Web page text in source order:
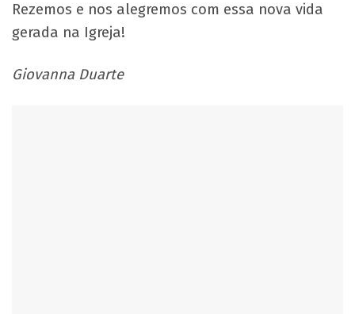
Rezemos e nos alegremos com essa nova vida
gerada na Igreja!
Giovanna Duarte